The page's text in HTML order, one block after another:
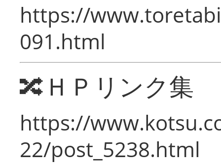
https://
091.html
🔀ＨＰリンク集
https://
22/post_5238.html